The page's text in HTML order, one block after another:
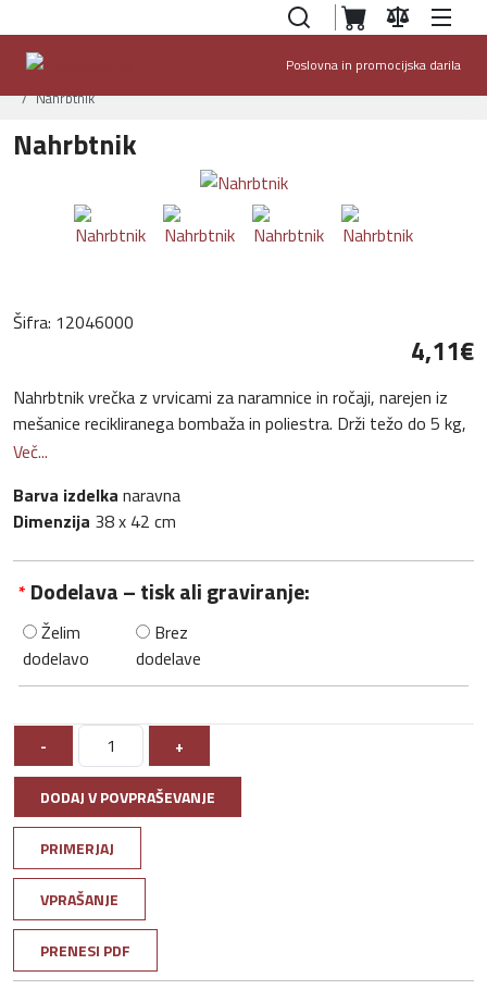
Poslovna in promocijska darila
Nahrbtnik
Nahrbtnik
Šifra: 12046000
4,11‎€
Nahrbtnik vrečka z vrvicami za naramnice in ročaji, narejen iz
mešanice recikliranega bombaža in poliestra. Drži težo do 5 kg,
210g/m2.
Več...
Barva izdelka naravna
Dimenzija 38 x 42 cm
* Dodelava – tisk ali graviranje:
Želim
dodelavo
Brez
dodelave
- +
DODAJ V POVPRAŠEVANJE
PRIMERJAJ
VPRAŠANJE
PRENESI PDF